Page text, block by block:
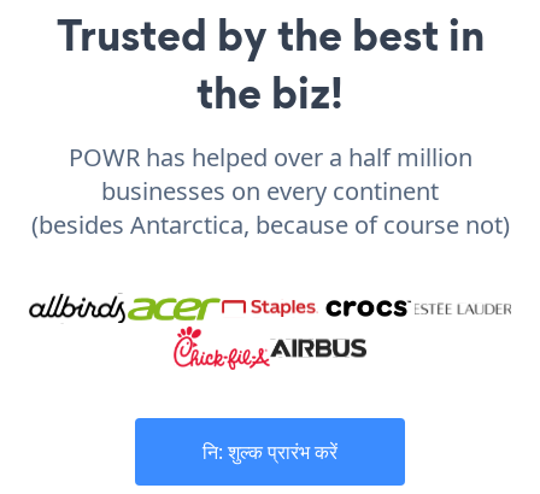
Trusted by the best in
the biz!
POWR has helped over a half million
businesses on every continent
(besides Antarctica, because of course not)
नि: शुल्क प्रारंभ करें